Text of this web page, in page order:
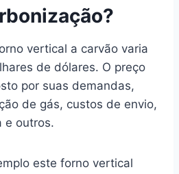
vertical a carvão varia
de dólares. O preço
por suas demandas,
de gás, custos de envio,
e outros.
este forno vertical